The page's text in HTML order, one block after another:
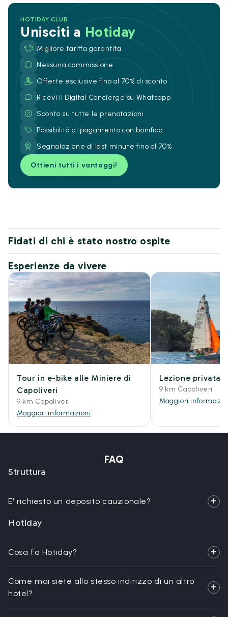
HOTIDAY CLUB
Unisciti a Hotiday
Migliore tariffa garantita
Nessuna commissione
Offerte esclusive fino al 70% di sconto
Ricevi il Digital Concierge su Whatsapp
Sconto su tutte le prenotazioni
Possibilità di pagamento con bonifico
Segnalazione di last minute fino al 70%
Ottieni tutti i vantaggi!
Fidati di chi è stato nostro ospite
Esperienze da vivere
Tour in e-bike alle Miniere di
Capoliveri
9 km Capoliveri
Maggiori informazioni
Lezione privata
9 km Capoliveri
Maggiori
FAQ
Struttura
E' richiesto un deposito cauzionale?
Hotiday
Cosa fa Hotiday?
Come mai siete allo stesso indirizzo di un altro
hotel?